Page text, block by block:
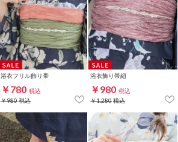
浴衣フリル飾り帯
￥780 税込
￥980税込
浴衣飾り帯紐
￥980 税込
￥1,280税込